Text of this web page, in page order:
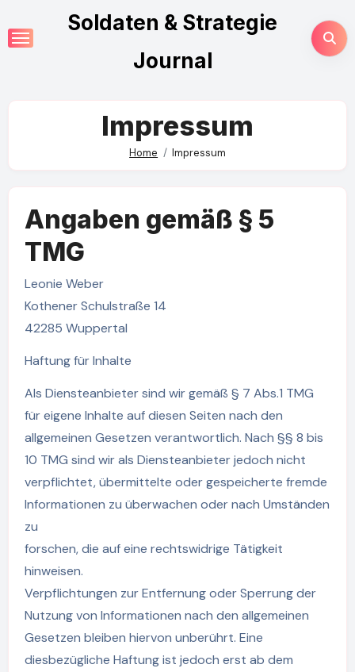
to
Soldaten & Strategie
Journal
Impressum
Home Impressum
Angaben gemäß § 5
TMG
Leonie Weber
Kothener Schulstraße 14
42285 Wuppertal
Haftung für Inhalte
Als Diensteanbieter sind wir gemäß § 7 Abs.1 TMG
für eigene Inhalte auf diesen Seiten nach den
allgemeinen Gesetzen verantwortlich. Nach §§ 8 bis
10 TMG sind wir als Diensteanbieter jedoch nicht
verpflichtet, übermittelte oder gespeicherte fremde
Informationen zu überwachen oder nach Umständen
zu
forschen, die auf eine rechtswidrige Tätigkeit
hinweisen.
Verpflichtungen zur Entfernung oder Sperrung der
Nutzung von Informationen nach den allgemeinen
Gesetzen bleiben hiervon unberührt. Eine
diesbezügliche Haftung ist jedoch erst ab dem